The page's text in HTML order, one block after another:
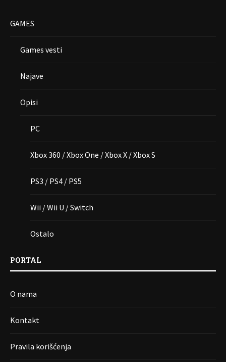
GAMES
Games vesti
Najave
Opisi
PC
Xbox 360 / Xbox One / Xbox X / Xbox S
PS3 / PS4 / PS5
Wii / Wii U / Switch
Ostalo
PORTAL
O nama
Kontakt
Pravila korišćenja